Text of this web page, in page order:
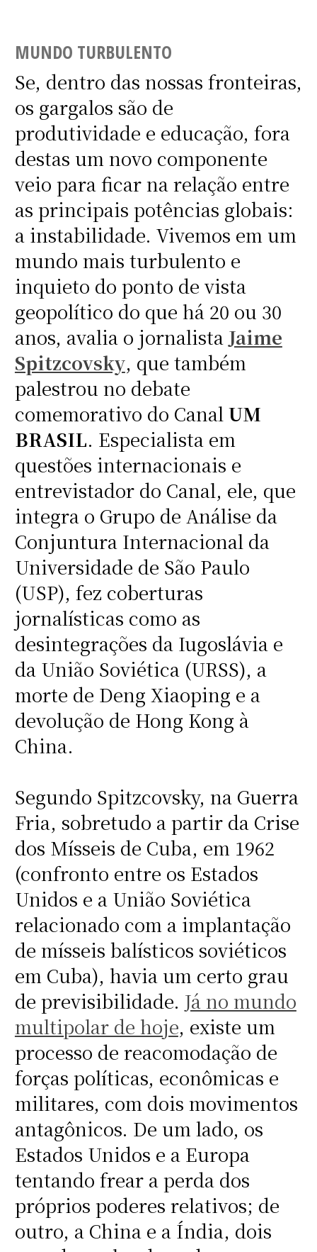
MUNDO TURBULENTO
Se, dentro das nossas fronteiras,
os gargalos são de
produtividade e educação, fora
destas um novo componente
veio para ficar na relação entre
as principais potências globais:
a instabilidade. Vivemos em um
mundo mais turbulento e
inquieto do ponto de vista
geopolítico do que há 20 ou 30
anos, avalia o jornalista Jaime
Spitzcovsky, que também
palestrou no debate
comemorativo do CanalUM
BRASIL. Especialista em
questões internacionais e
entrevistador do Canal, ele, que
integra o Grupo de Análise da
Conjuntura Internacional da
Universidade de São Paulo
(USP), fez coberturas
jornalísticas como as
desintegrações da Iugoslávia e
da União Soviética (URSS), a
morte de Deng Xiaoping e a
devolução de Hong Kong à
China.
Segundo Spitzcovsky, na Guerra
Fria, sobretudo a partir da Crise
dos Mísseis de Cuba, em 1962
(confronto entre os Estados
Unidos e a União Soviética
relacionado com a implantação
de mísseis balísticos soviéticos
em Cuba), havia um certo grau
de previsibilidade. Já no mundo
multipolar de hoje, existe um
processo de reacomodação de
forças políticas, econômicas e
militares, com dois movimentos
antagônicos. De um lado, os
Estados Unidos e a Europa
tentando frear a perda dos
próprios poderes relativos; de
outro, a China e a Índia, dois